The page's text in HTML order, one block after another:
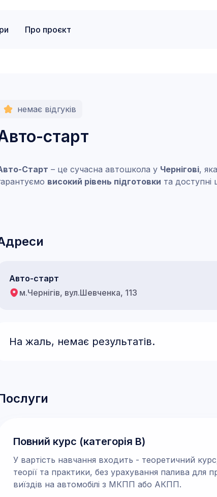
Про проєкт
немає відгуків
старт
Старт – це сучасна автошкола у Чернігові,
високий рівень підготовки та доступні
Авто-старт
м.Чернігів, вул.Шевченка, 113
На жаль, немає результатів.
Повний курс (категорія В)
У вартість навчання входить - теоретичний
теорії та практики, без урахування палива для
виїздів на автомобілі з МКПП або АКПП.